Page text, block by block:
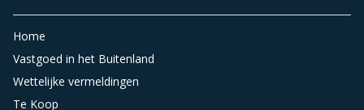
Home
Vastgoed in het Buitenland
Wettelijke vermeldingen
Te Koop